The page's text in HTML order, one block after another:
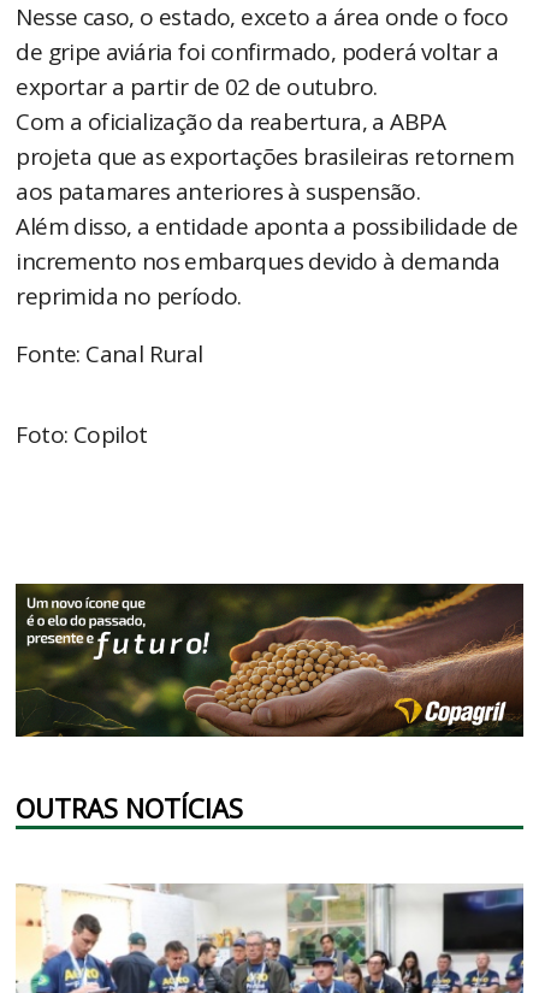
Nesse caso, o estado, exceto a área onde o foco
de gripe aviária foi confirmado, poderá voltar a
exportar a partir de 02 de outubro.
Com a oficialização da reabertura, a ABPA
projeta que as exportações brasileiras retornem
aos patamares anteriores à suspensão.
Além disso, a entidade aponta a possibilidade de
incremento nos embarques devido à demanda
reprimida no período.
Fonte: Canal Rural
Foto: Copilot
OUTRAS NOTÍCIAS